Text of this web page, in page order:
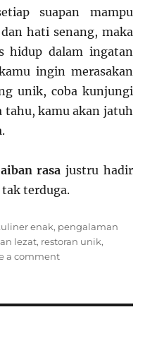
suapan mampu
hati senang, maka
hidup dalam ingatan
ingin merasakan
unik, coba kunjungi
tahu, kamu akan jatuh
rasa justru hadir
terduga.
enak, pengalaman
lezat, restoran unik,
a commenton